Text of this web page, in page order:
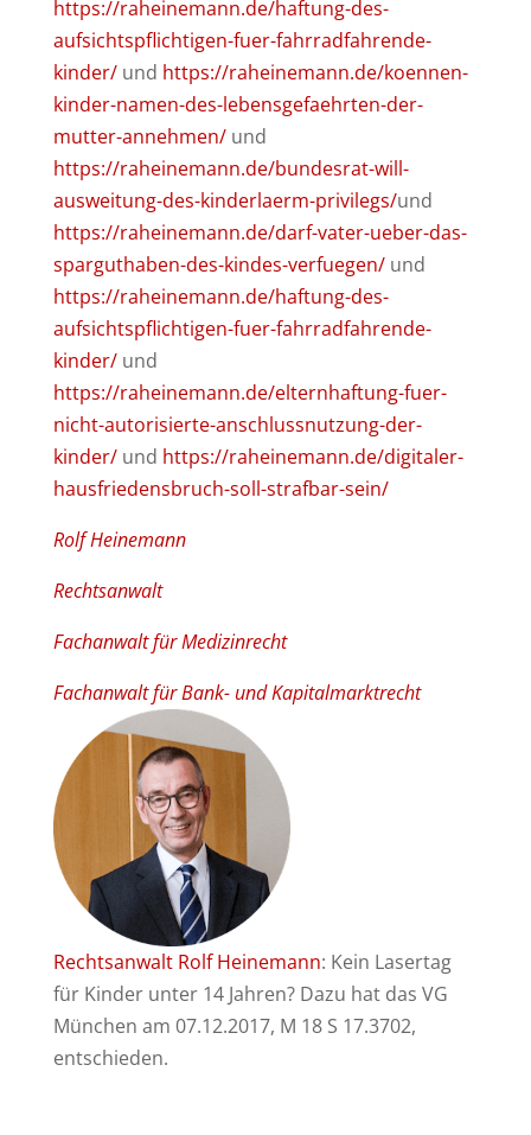
https://raheinemann.de/haftung-des-
aufsichtspflichtigen-fuer-fahrradfahrende-
kinder/und https://raheinemann.de/koennen-
kinder-namen-des-lebensgefaehrten-der-
mutter-annehmen/und
https://raheinemann.de/bundesrat-will-
ausweitung-des-kinderlaerm-privilegs/und
https://raheinemann.de/darf-vater-ueber-das-
sparguthaben-des-kindes-verfuegen/und
https://raheinemann.de/haftung-des-
aufsichtspflichtigen-fuer-fahrradfahrende-
kinder/und
https://raheinemann.de/elternhaftung-fuer-
nicht-autorisierte-anschlussnutzung-der-
kinder/und https://raheinemann.de/digitaler-
hausfriedensbruch-soll-strafbar-sein/
Rolf Heinemann
Rechtsanwalt
Fachanwalt für Medizinrecht
Fachanwalt für Bank- und Kapitalmarktrecht
Rechtsanwalt Rolf Heinemann: Kein Lasertag
für Kinder unter 14 Jahren? Dazu hat das VG
München am 07.12.2017, M 18 S 17.3702,
entschieden.